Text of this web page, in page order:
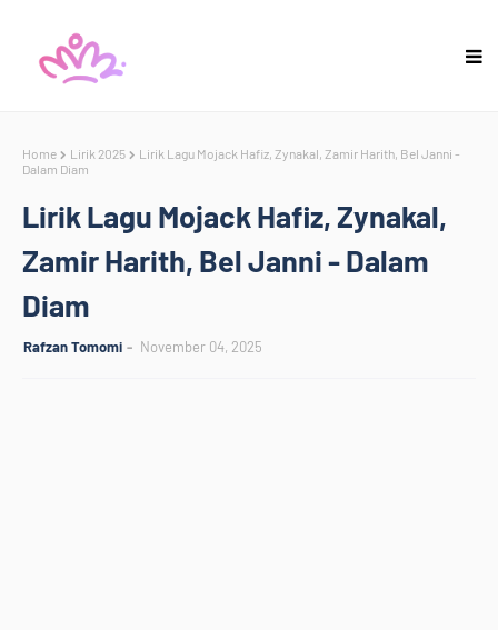
Home Lirik 2025
Lirik Lagu Mojack Hafiz, Zynakal, Zamir Harith, Bel Janni -
Dalam Diam
Lirik Lagu Mojack Hafiz, Zynakal,
Zamir Harith, Bel Janni - Dalam
Diam
Rafzan Tomomi November 04, 2025